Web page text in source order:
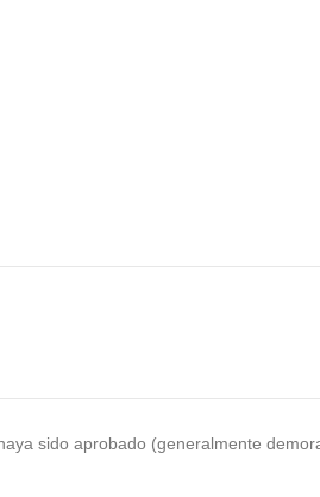
sido aprobado (generalmente